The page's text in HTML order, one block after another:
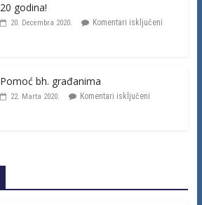
20 godina!
20. Decembra 2020. Komentari isključeni
Pomoć bh. građanima
22. Marta 2020. Komentari isključeni